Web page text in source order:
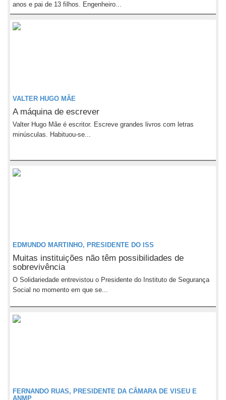
anos e pai de 13 filhos. Engenheiro...
VALTER HUGO MÃE
A máquina de escrever
Valter Hugo Mãe é escritor. Escreve grandes livros com letras
minúsculas. Habituou-se...
EDMUNDO MARTINHO, PRESIDENTE DO ISS
Muitas instituições não têm possibilidades de
sobrevivência
O Solidariedade entrevistou o Presidente do Instituto de Segurança
Social no momento em que se...
FERNANDO RUAS, PRESIDENTE DA CÂMARA DE VISEU E
ANMP